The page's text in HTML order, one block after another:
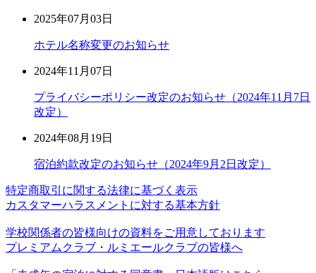
2025年07月03日
ホテル名称変更のお知らせ
2024年11月07日
プライバシーポリシー改定のお知らせ（2024年11月7日
改定）
2024年08月19日
宿泊約款改定のお知らせ（2024年9月2日改定）
特定商取引に関する法律に基づく表示
カスタマーハラスメントに対する基本方針
学校関係者の皆様向けの資料をご用意しております
プレミアムクラブ・ルミエールクラブの皆様へ